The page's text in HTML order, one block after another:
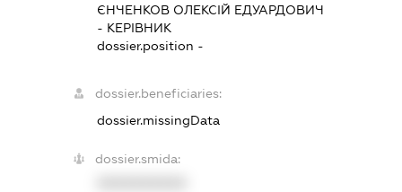
ЄНЧЕНКОВ ОЛЕКСІЙ ЕДУАРДОВИЧ
- КЕРІВНИК
dossier.position -
dossier.beneficiaries:
dossier.missingData
dossier.smida: